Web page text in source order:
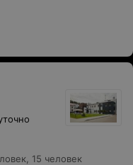
За баню берут
возле бани. В
кровати и 4
«за мытые
к гостям — на
15 человек